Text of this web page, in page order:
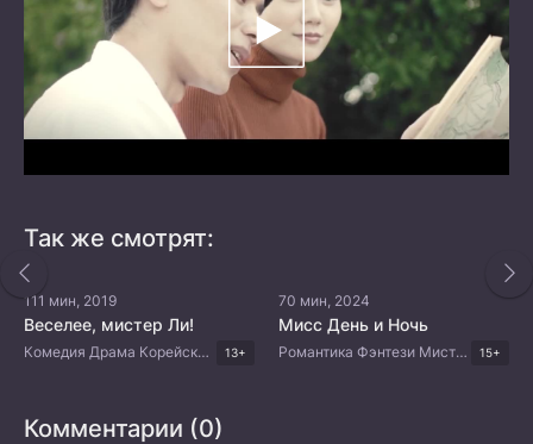
Так же смотрят:
111 мин, 2019
Веселее, мистер Ли!
Комедия Драма Корейские дорамы 13+
70 мин, 2024
Мисс День и Ночь
Романтика Фэнтези Мистика Комедия Корейские дорамы 15+
Комментарии (0)